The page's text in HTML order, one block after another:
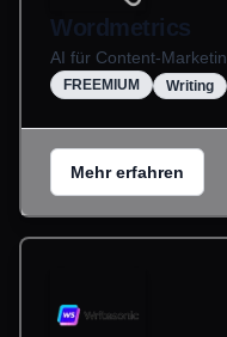
Wordmetrics
AI für Content-
FREEMIUM Writing
Mehr erfahren